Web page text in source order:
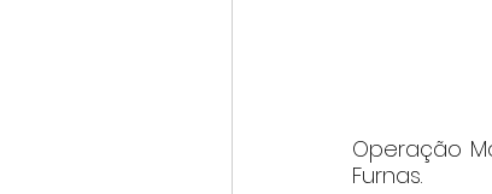
Operação
Furnas.